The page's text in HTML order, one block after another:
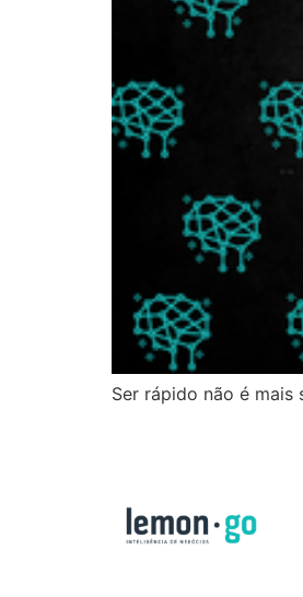
Ser rápido não é mais